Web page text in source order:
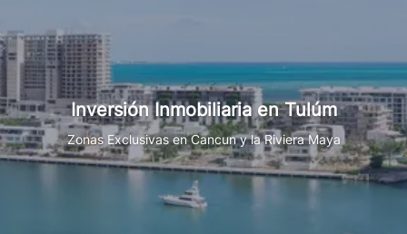
cita
186 2112
Inversión Inmobiliaria en Tulúm
Zonas Exclusivas en Cancun y la Riviera Maya